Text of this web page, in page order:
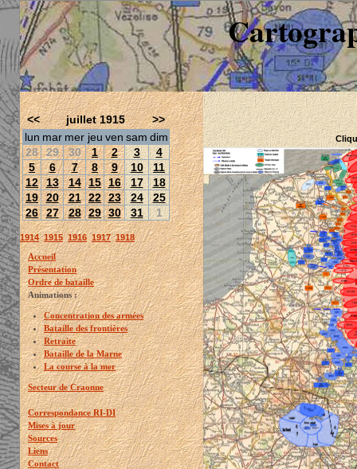
<< juillet 1915
>>
lun mar mer jeu ven sam dim
28 29 30 1 2 3
4
5
6 7 8 9 10
11
12 13 14 15 16 17
18
19 20 21 22 23 24
25
26 27 28 29 30 31 1
1914 1915 1916 1917 1918
Accueil
Présentation
Ordre de bataille
Animations :
Concentration des armées
Bataille des frontières
Retraite
Bataille de la Marne
La course à la mer
Secteur de Craonne
Correspondance RI-DI
Mises à jour
Sources
Liens
Contact